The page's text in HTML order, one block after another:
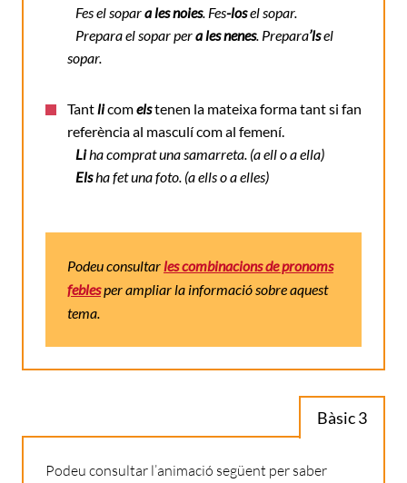
Fes el sopara les noies. Fes-losel sopar.
Prepara el sopar pera les nenes. Prepara’lsel
sopar.
Tantlicomelstenen la mateixa forma tant si fan
referència al masculí com al femení.
Liha comprat una samarreta. (a ell o a ella)
Elsha fet una foto. (a ells o a elles)
Podeu consultarles combinacions de pronoms
feblesper ampliar la informació sobre aquest
tema.
Bàsic 3
Podeu consultar l’animació següent per saber